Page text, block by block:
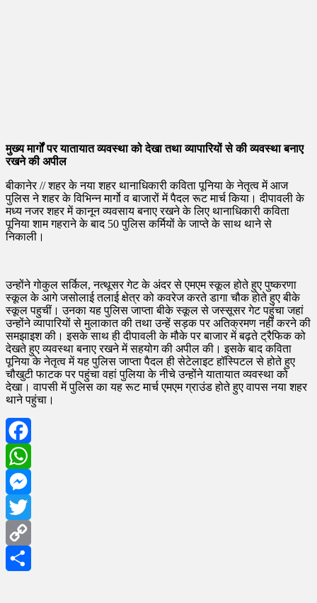
मुख्य मार्गों पर यातायात व्यवस्था को देखा तथा व्यापारियों से की व्यवस्था बनाए
रखने की अपील
बीकानेर // शहर के नया शहर थानाधिकारी कविता पूनिया के नेतृत्व में आज
पुलिस ने शहर के विभिन्न मार्गो व बाजारों में पैदल रूट मार्च किया। दीपावली के
मध्य नजर शहर में कानून व्यवसाय बनाए रखने के लिए थानाधिकारी कविता
पूनिया शाम गहराने के बाद 50 पुलिस कर्मियों के जाप्ते के साथ थाने से
निकाली।
उन्होंने गोकुल सर्किल, नत्थूसर गेट के अंदर से एमएम स्कूल होते हुए पुष्करणा
स्कूल के आगे जसोलाई तलाई क्षेत्र को कवरेज करते डागा चौक होते हुए बीके
स्कूल पहुचीं। उनका यह पुलिस जाप्ता बीके स्कूल से जस्सूसर गेट पहुंचा जहां
उन्होंने व्यापारियों से मुलाकात की तथा उन्हें सड़क पर अतिक्रमण नहीं करने की
समझाइश की। इसके साथ ही दीपावली के मौके पर बाजार में बढ़ते ट्रैफिक को
देखते हुए व्यवस्था बनाए रखने में सहयोग की अपील की। इसके बाद कविता
पूनिया के नेतृत्व में यह पुलिस जाप्ता पैदल ही सेटेलाइट हॉस्पिटल से होते हुए
चौखुटी फाटक पर पहुंचा वहां पुलिया के नीचे उन्होंने यातायात व्यवस्था को
देखा। वापसी में पुलिस का यह रूट मार्च एमएम ग्राउंड होते हुए वापस नया शहर
थाने पहुंचा।
Facebook
WhatsApp
Messenger
Twitter
Copy